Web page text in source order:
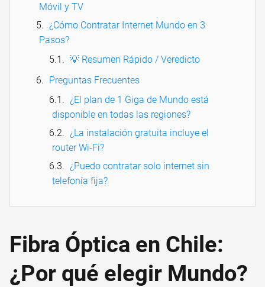
Móvil y TV
¿Cómo Contratar Internet Mundo en 3
Pasos?
💡 Resumen Rápido / Veredicto
Preguntas Frecuentes
¿El plan de 1 Giga de Mundo está
disponible en todas las regiones?
¿La instalación gratuita incluye el
router Wi-Fi?
¿Puedo contratar solo internet sin
telefonía fija?
Fibra Óptica en Chile:
¿Por qué elegir Mundo?